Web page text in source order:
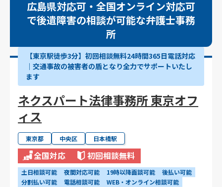
広島県対応可・全国オンライン対応可
で後遺障害の相談が可能な弁護士事務
所
【東京駅徒歩3分】初回相談無料24時間365日電話対応
｜交通事故の被害者の盾となり全力でサポートいたし
ます
ネクスパート法律事務所 東京オフ
ィス
東京都 中央区 日本橋駅
全国対応 初回相談無料
土日相談可能 夜間対応可能 19時以降面談可能
後払い可能
分割払い可能
電話相談可能
WEB・オンライン相談可能